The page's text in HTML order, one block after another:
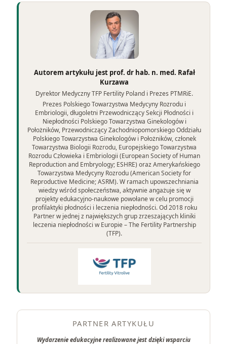
Autorem artykułu jest prof. dr hab. n. med. Rafał
Kurzawa
Dyrektor Medyczny TFP Fertility Poland i Prezes PTMRiE.
Prezes Polskiego Towarzystwa Medycyny Rozrodu i
Embriologii, długoletni Przewodniczący Sekcji Płodności i
Niepłodności Polskiego Towarzystwa Ginekologów i
Położników, Przewodniczący Zachodniopomorskiego Oddziału
Polskiego Towarzystwa Ginekologów i Położników, członek
Towarzystwa Biologii Rozrodu, Europejskiego Towarzystwa
Rozrodu Człowieka i Embriologii (European Society of Human
Reproduction and Embryology; ESHRE) oraz Amerykańskiego
Towarzystwa Medycyny Rozrodu (American Society for
Reproductive Medicine; ASRM). W ramach upowszechniania
wiedzy wśród społeczeństwa, aktywnie angażuje się w
projekty edukacyjno-naukowe powołane w celu promocji
profilaktyki płodności i leczenia niepłodności. Od 2018 roku
Partner w jednej z największych grup zrzeszających kliniki
leczenia niepłodności w Europie – The Fertility Partnership
(TFP).
PARTNER ARTYKUŁU
Wydarzenie edukacyjne realizowane jest dzięki wsparciu